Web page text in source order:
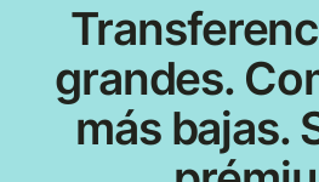
grandes.
más bajas.